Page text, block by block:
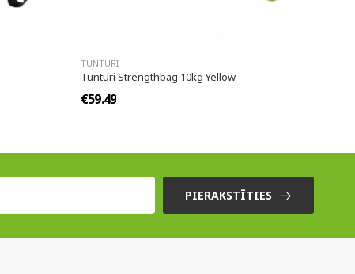
TUNTURI
Tunturi Strengthbag 10kg Yellow
€59.49
PIERAKSTĪTIES